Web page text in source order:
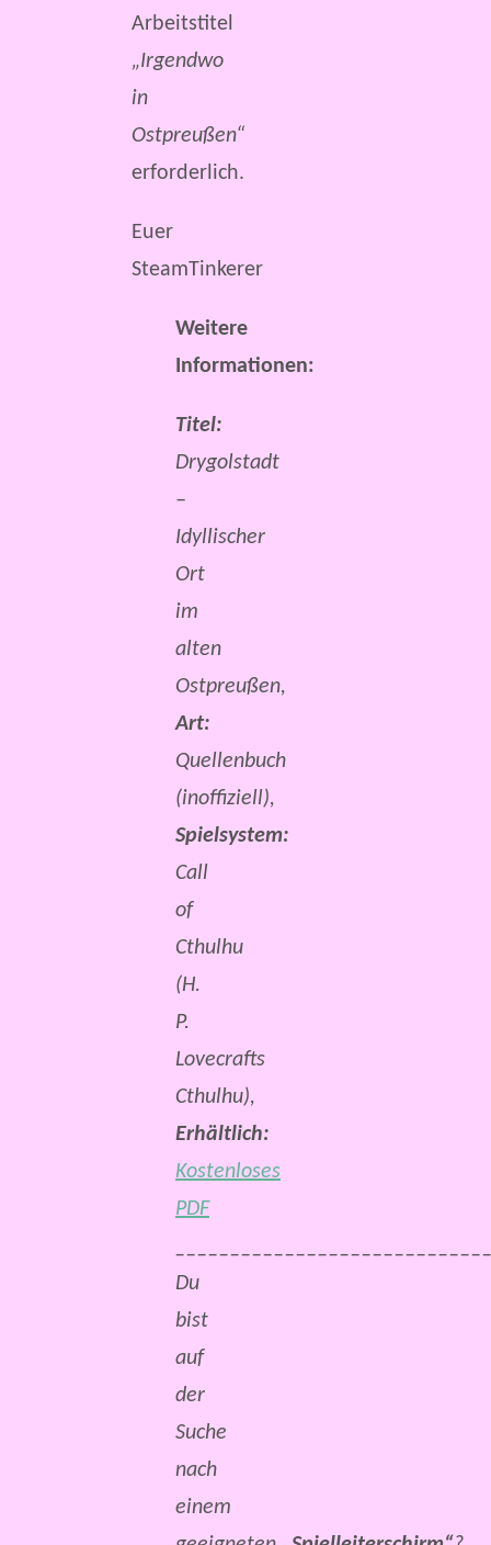
Arbeitstitel
„Irgendwo
in
Ostpreußen“
erforderlich.
Euer
SteamTinkerer
Weitere
Informationen:
Titel:
Drygolstadt
–
Idyllischer
Ort
im
alten
Ostpreußen,
Art:
Quellenbuch
(inoffiziell),
Spielsystem:
Call
of
Cthulhu
(H.
P.
Lovecrafts
Cthulhu),
Erhältlich:
Kostenloses
PDF
Du
bist
auf
der
Suche
nach
einem